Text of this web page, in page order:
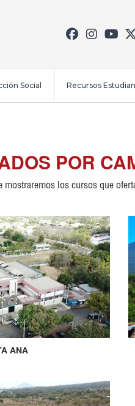
Social Recursos
POR
los cursos que
ANA